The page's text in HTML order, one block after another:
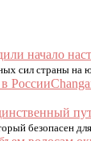
сил страны
безопасен